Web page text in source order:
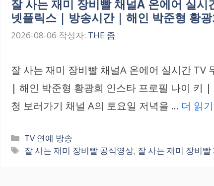
잘 사는 재미 장비빨 채널A 온에어 실
넷플릭스 | 방송시간 | 해인 박준형 황
2026-08-06 작성자: THE 줌
잘 사는 재미 장비빨 채널A 온에어 실시간
| 해인 박준형 황광희 인스타 프로필 나이 키
청 보러가기 채널 A의 토요일 저녁을 … 더 읽기
카
테
TV 연예 방송
태
잘 사는 재미 장비빨 공식영상, 잘 사는 재미 장비